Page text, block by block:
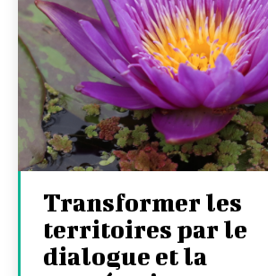
Transformer les
territoires par le
dialogue et la